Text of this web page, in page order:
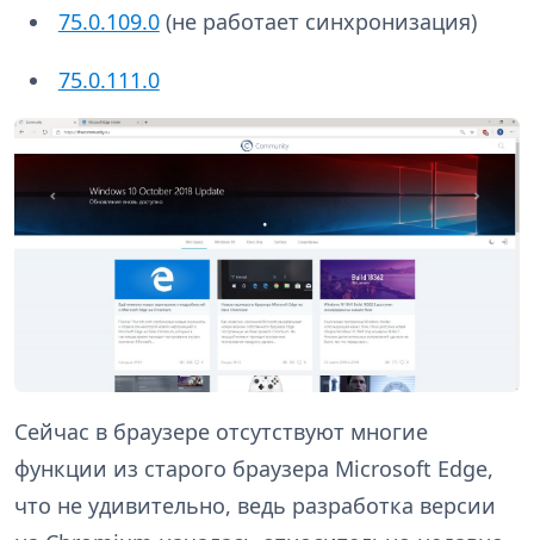
75.0.109.0(не работает синхронизация)
75.0.111.0
Сейчас в браузере отсутствуют многие
функции из старого браузера Microsoft Edge,
что не удивительно, ведь разработка версии